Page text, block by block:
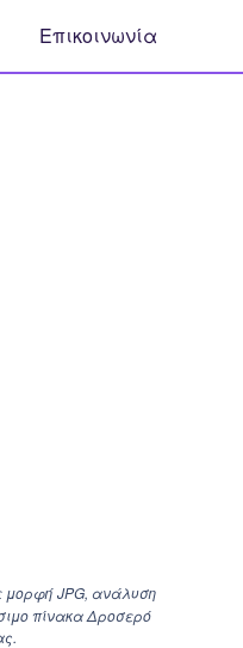
Επικοινωνία
μορφή JPG, ανάλυση
πίνακα Δροσερό